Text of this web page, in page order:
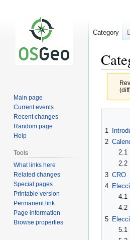
1
2
2.1
2.2
3 CRO
4
4.1
4.2
5
5.1
Category
Main page
Current events
Recent changes
Random page
Help
Tools
What links here
Related changes
Special pages
Printable version
Permanent link
Page information
Browse properties